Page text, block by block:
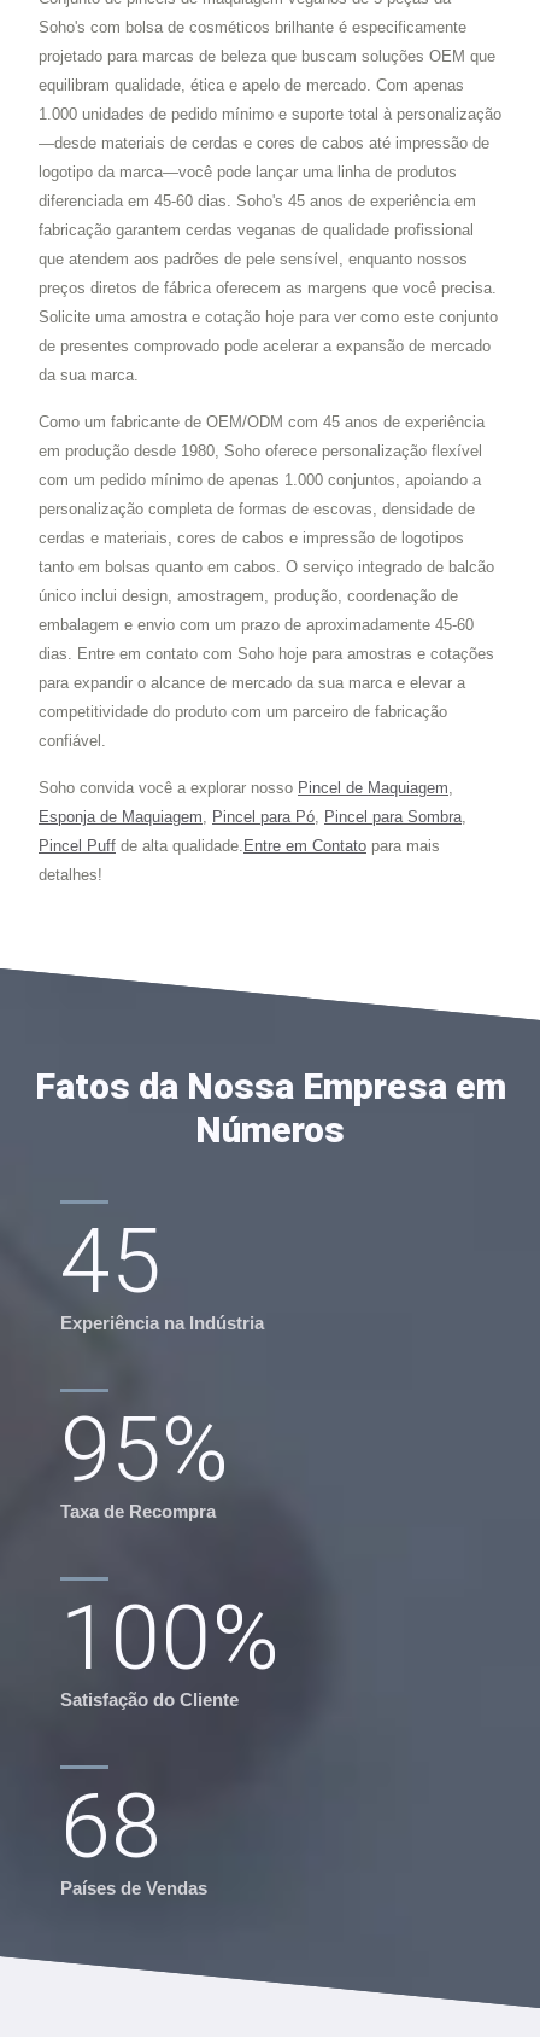
Soho's com bolsa de cosméticos brilhante é especificamente
projetado para marcas de beleza que buscam soluções OEM que
equilibram qualidade, ética e apelo de mercado. Com apenas
1.000 unidades de pedido mínimo e suporte total à personalização
—desde materiais de cerdas e cores de cabos até impressão de
logotipo da marca—você pode lançar uma linha de produtos
diferenciada em 45-60 dias. Soho's 45 anos de experiência em
fabricação garantem cerdas veganas de qualidade profissional
que atendem aos padrões de pele sensível, enquanto nossos
preços diretos de fábrica oferecem as margens que você precisa.
Solicite uma amostra e cotação hoje para ver como este conjunto
de presentes comprovado pode acelerar a expansão de mercado
da sua marca.
Como um fabricante de OEM/ODM com 45 anos de experiência
em produção desde 1980, Soho oferece personalização flexível
com um pedido mínimo de apenas 1.000 conjuntos, apoiando a
personalização completa de formas de escovas, densidade de
cerdas e materiais, cores de cabos e impressão de logotipos
tanto em bolsas quanto em cabos. O serviço integrado de balcão
único inclui design, amostragem, produção, coordenação de
embalagem e envio com um prazo de aproximadamente 45-60
dias. Entre em contato com Soho hoje para amostras e cotações
para expandir o alcance de mercado da sua marca e elevar a
competitividade do produto com um parceiro de fabricação
confiável.
Soho convida você a explorar nosso Pincel de Maquiagem,
Esponja de Maquiagem, Pincel para Pó, Pincel para Sombra,
Pincel Puff de alta qualidade. Entre em Contato para mais
detalhes!
Fatos da Nossa Empresa em
Números
45
Experiência na Indústria
95%
Taxa de Recompra
100%
Satisfação do Cliente
68
Países de Vendas